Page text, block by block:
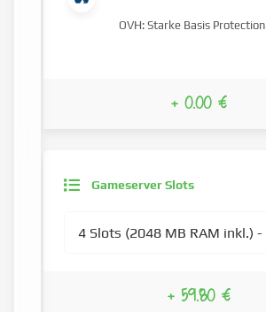
Gameserver Slots
+ 59.80 €
OVH: Starke Basis Protection
+ 0.00 €